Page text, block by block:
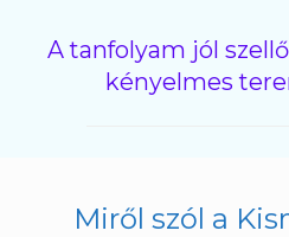
A tanfolyam jól
kényelmes
Miről szól a